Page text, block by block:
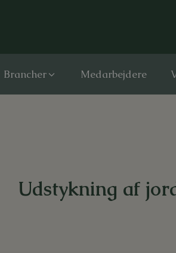
Brancher Medarbejdere
Udstykning af